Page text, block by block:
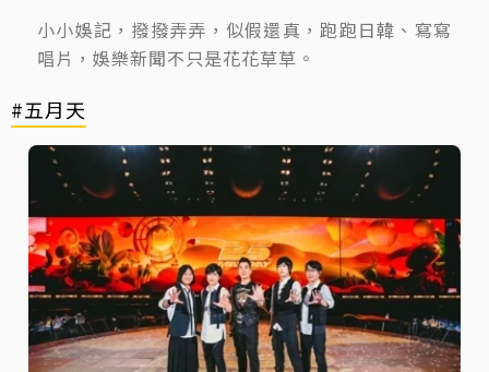
小小娛記，撥撥弄弄，似假還真，跑跑日韓、寫寫
唱片，娛樂新聞不只是花花草草。
#五月天